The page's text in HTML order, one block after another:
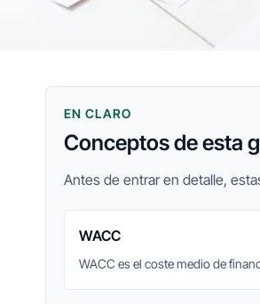
EN CLARO
Conceptos de esta
Antes de entrar en detalle,
WACC
WACC es el coste medio de